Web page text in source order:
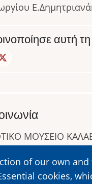
αυτή
of our own
cookies,
ΜΟΥΣΕΙΟ
,
www.dmko.gr ||